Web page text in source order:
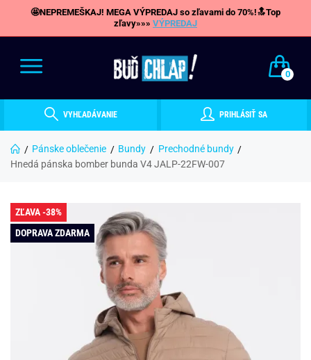
🤩NEPREMEŠKAJ! MEGA VÝPREDAJ so zľavami do 70%!🔝Top
zľavy»»» VÝPREDAJ
0
VYHĽADÁVANIE PRIHLÁSIŤ SA
Pánske oblečenie Bundy
Prechodné bundy
Hnedá pánska bomber bunda V4 JALP-22FW-007
ZĽAVA -38%
DOPRAVA ZDARMA